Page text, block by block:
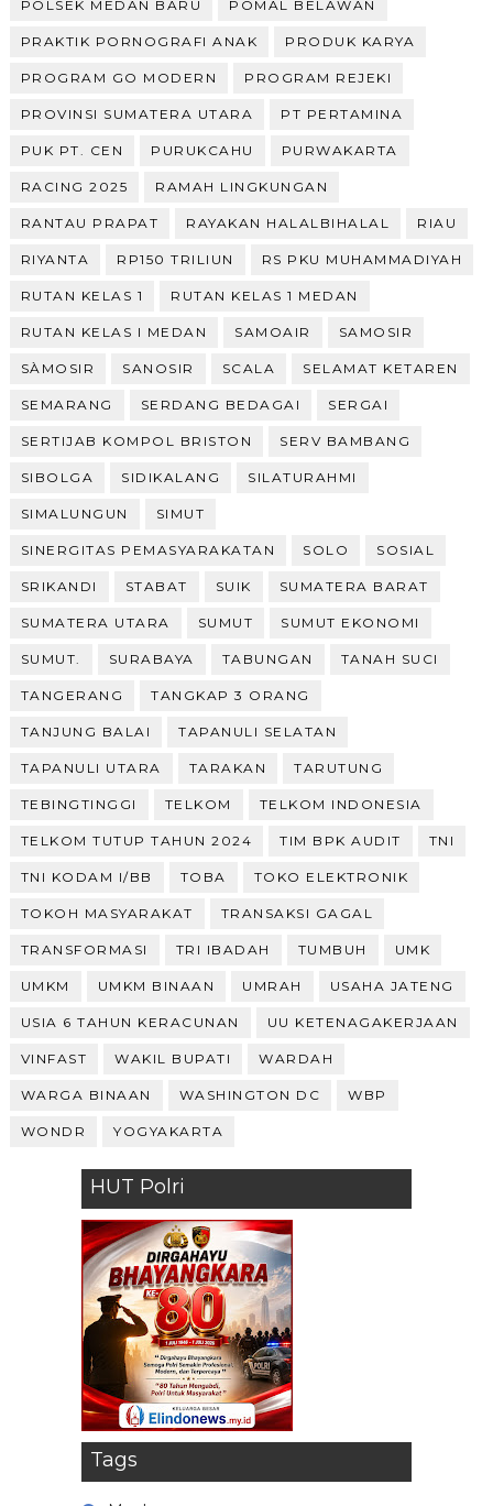
POLSEK MEDAN BARU POMAL BELAWAN
PRAKTIK PORNOGRAFI ANAK PRODUK KARYA
PROGRAM GO MODERN PROGRAM REJEKI
PROVINSI SUMATERA UTARA PT PERTAMINA
PUK PT. CEN PURUKCAHU PURWAKARTA
RACING 2025 RAMAH LINGKUNGAN
RANTAU PRAPAT RAYAKAN HALALBIHALAL RIAU
RIYANTA RP150 TRILIUN RS PKU MUHAMMADIYAH
RUTAN KELAS 1 RUTAN KELAS 1 MEDAN
RUTAN KELAS I MEDAN SAMOAIR SAMOSIR
SÀMOSIR SANOSIR SCALA SELAMAT KETAREN
SEMARANG SERDANG BEDAGAI SERGAI
SERTIJAB KOMPOL BRISTON SERV BAMBANG
SIBOLGA SIDIKALANG SILATURAHMI
SIMALUNGUN SIMUT
SINERGITAS PEMASYARAKATAN SOLO SOSIAL
SRIKANDI STABAT SUIK SUMATERA BARAT
SUMATERA UTARA SUMUT SUMUT EKONOMI
SUMUT. SURABAYA TABUNGAN TANAH SUCI
TANGERANG TANGKAP 3 ORANG
TANJUNG BALAI TAPANULI SELATAN
TAPANULI UTARA TARAKAN TARUTUNG
TEBINGTINGGI TELKOM TELKOM INDONESIA
TELKOM TUTUP TAHUN 2024 TIM BPK AUDIT TNI
TNI KODAM I/BB TOBA TOKO ELEKTRONIK
TOKOH MASYARAKAT TRANSAKSI GAGAL
TRANSFORMASI TRI IBADAH TUMBUH UMK
UMKM UMKM BINAAN UMRAH USAHA JATENG
USIA 6 TAHUN KERACUNAN UU KETENAGAKERJAAN
VINFAST WAKIL BUPATI WARDAH
WARGA BINAAN WASHINGTON DC WBP
WONDR YOGYAKARTA
HUT Polri
Tags